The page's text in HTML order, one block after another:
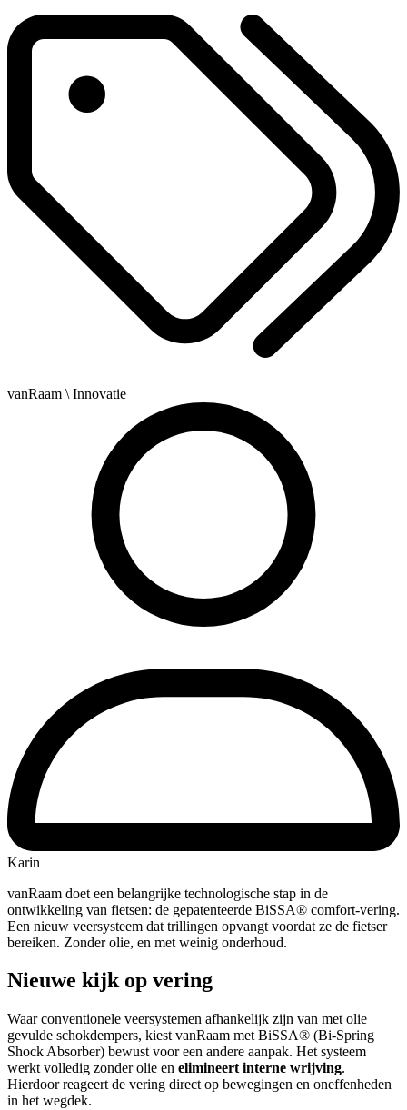
vanRaam \ Innovatie
Karin
vanRaam doet een belangrijke technologische stap in de
ontwikkeling van fietsen: de gepatenteerde BiSSA® comfort-vering.
Een nieuw veersysteem dat trillingen opvangt voordat ze de fietser
bereiken. Zonder olie, en met weinig onderhoud.
Nieuwe kijk op vering
Waar conventionele veersystemen afhankelijk zijn van met olie
gevulde schokdempers, kiest vanRaam met BiSSA® (Bi-Spring
Shock Absorber) bewust voor een andere aanpak. Het systeem
werkt volledig zonder olie en elimineert interne wrijving.
Hierdoor reageert de vering direct op bewegingen en oneffenheden
in het wegdek.